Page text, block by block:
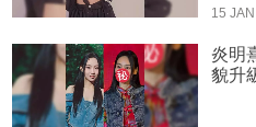
15
炎明
貌升